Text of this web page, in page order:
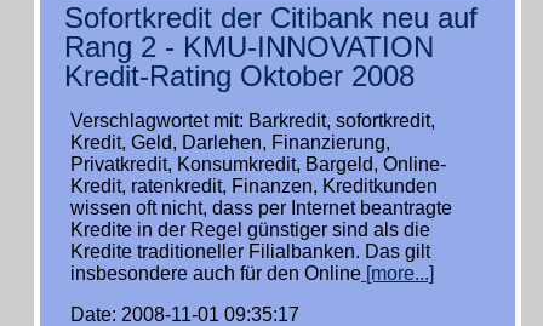
Sofortkredit der Citibank neu auf
Rang 2 - KMU-INNOVATION
Kredit-Rating Oktober 2008
Verschlagwortet mit: Barkredit, sofortkredit,
Kredit, Geld, Darlehen, Finanzierung,
Privatkredit, Konsumkredit, Bargeld, Online-
Kredit, ratenkredit, Finanzen, Kreditkunden
wissen oft nicht, dass per Internet beantragte
Kredite in der Regel günstiger sind als die
Kredite traditioneller Filialbanken. Das gilt
insbesondere auch für den Online [more...]
Date: 2008-11-01 09:35:17